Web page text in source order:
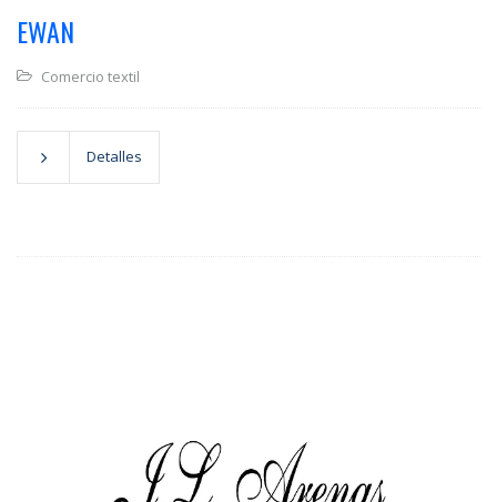
EWAN
Comercio textil
Detalles